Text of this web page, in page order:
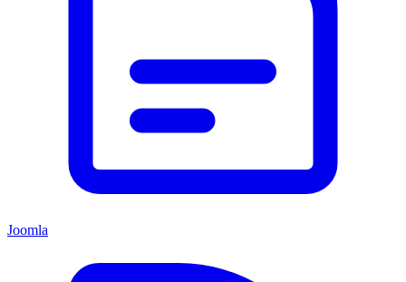
Joomla